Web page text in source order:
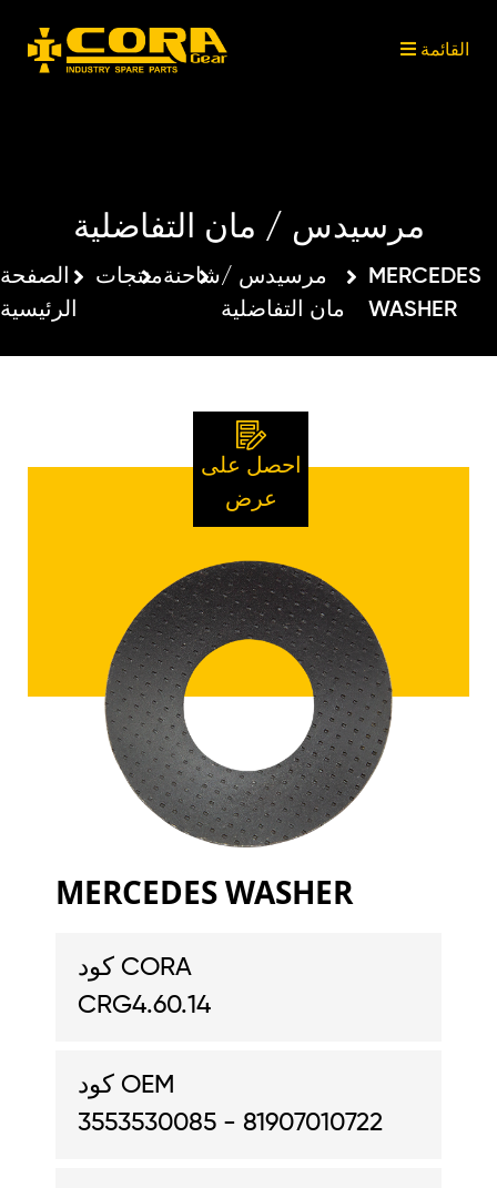
القائمة
مرسيدس / مان التفاضلية
الصفحة
الرئيسية
منتجاتشاحنةمرسيدس /
مان التفاضلية
MERCEDES
WASHER
احصل على
عرض
MERCEDES WASHER
كود CORA
CRG4.60.14
كود OEM
3553530085 - 81907010722
القائمة
GEAR
القائمة
القائمة